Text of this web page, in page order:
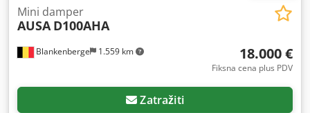
Blankenberge 1.559 km
Mini damper
AUSA D100AHA
18.000 €
Fiksna cena plus PDV
Zatražiti